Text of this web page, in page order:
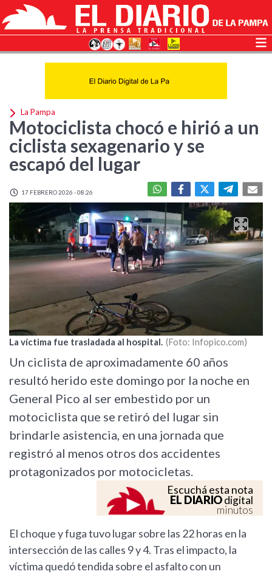
La Pampa
Motociclista chocó e hirió a un
ciclista sexagenario y se
escapó del lugar
17 FEBRERO 2026 - 08:26
La víctima fue trasladada al hospital. Foto: Infopico.com
Un ciclista de aproximadamente 60 años
resultó herido este domingo por la noche en
General Pico al ser embestido por un
motociclista que se retiró del lugar sin
brindarle asistencia, en una jornada que
registró al menos otros dos accidentes
protagonizados por motocicletas.
Escuchá esta nota
EL DIARIOdigital
minutos
El choque y fuga tuvo lugar sobre las 22 horas en la
intersección de las calles 9 y 4. Tras el impacto, la
víctima quedó tendida sobre el asfalto con un